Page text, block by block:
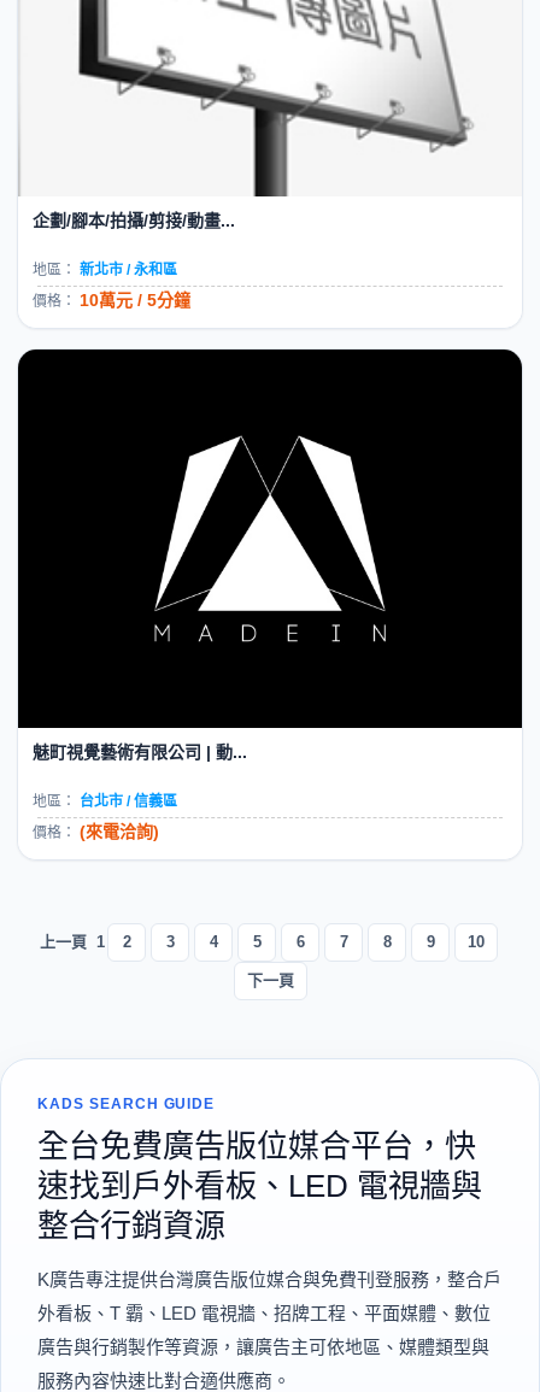
企劃/腳本/拍攝/剪接/動畫...
地區： 新北市 / 永和區
價格： 10萬元 / 5分鐘
魅町視覺藝術有限公司 | 動...
地區：
台北市 / 信義區
價格： (來電洽詢)
上一頁 1 2 3 4 5 6 7 8 9 10
下一頁
KADS SEARCH GUIDE
全台免費廣告版位媒合平台，快
速找到戶外看板、LED 電視牆與
整合行銷資源
K廣告專注提供台灣廣告版位媒合與免費刊登服務，整合戶
外看板、T 霸、LED 電視牆、招牌工程、平面媒體、數位
廣告與行銷製作等資源，讓廣告主可依地區、媒體類型與
服務內容快速比對合適供應商。